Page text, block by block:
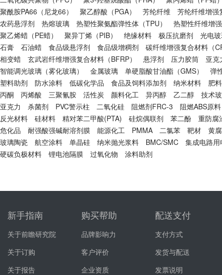
聚酰胺PA66（尼龙66）
聚乙醇酸（PGA） 芳纶纤维
芳纶纤维增强
农药悬浮剂
热熔玻璃 热塑性聚氨酯弹性体（TPU）
热塑性纤维增
聚乙烯蜡（PE蜡）
聚异丁烯（PIB） 绝缘材料 极压抗磨剂
光电
石膏
石油蜡 食品级悬浮剂 食品级增稠剂
碳纤维增强复合材料（
相变蜡
玄武岩纤维增强复合材料（BFRP） 悬浮剂 压力胶筒
亚克
智能调光玻璃（雾化玻璃）
金属玻璃 单硬脂酸甘油酯（GMS）
弹
塑料助剂
防水涂料 低碳化学品 食品及饲料添加剂 纳米材料
肥
丙酮
丙烯酸 三聚氰胺 活性炭 颜料化工 异丙醇 乙二醇
技术
亚克力
杀菌剂 PVC警示柱 二氧化硅 阻燃剂FRC-3
阻燃ABS原料
反光材料
硅材料 精对苯二甲酸(PTA) 硅烷偶联剂 苯二酚
重防腐
危化品
耐强酸强碱耐溶剂膜 能源化工 PMMA 二氯苯 靶材
黄
玻璃陶瓷
航空涂料 单晶硅 纳米抛光浆料 BMC/SMC
集成电路
硬碳负极材料
锂电池隔膜 过氧化物 涂料助剂
新手指南
关于前瞻研究院
关于订购
关于报告
购买帮助
品牌影响力
客户评价
企业资质
配送支付
支付方式
发货与配送
发票说明